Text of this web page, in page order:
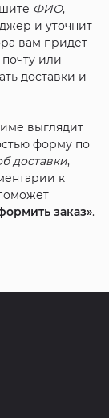
ФИО,
и уточнит
вам придет
или
доставки и
выглядит
форму по
доставки,
к
заказ».